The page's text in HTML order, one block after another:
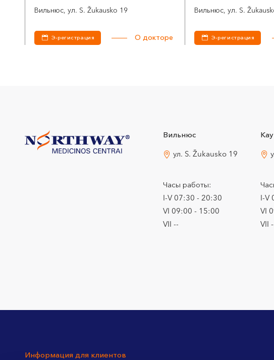
Вильнюс, ул. S. Žukausko 19
Э-регистрация О докторе
Вильнюс, ул. S.
Э-регистрация
Вильнюс
ул. S. Žukausko 19
Часы работы:
I-V 07:30 - 20:30
VI 09:00 - 15:00
VII --
I-V
VI
VII
Информация для клиентов